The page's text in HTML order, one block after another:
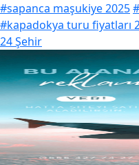
#sapanca maşukiye 2025
#kapadokya turu fiyatları
24 Şehir